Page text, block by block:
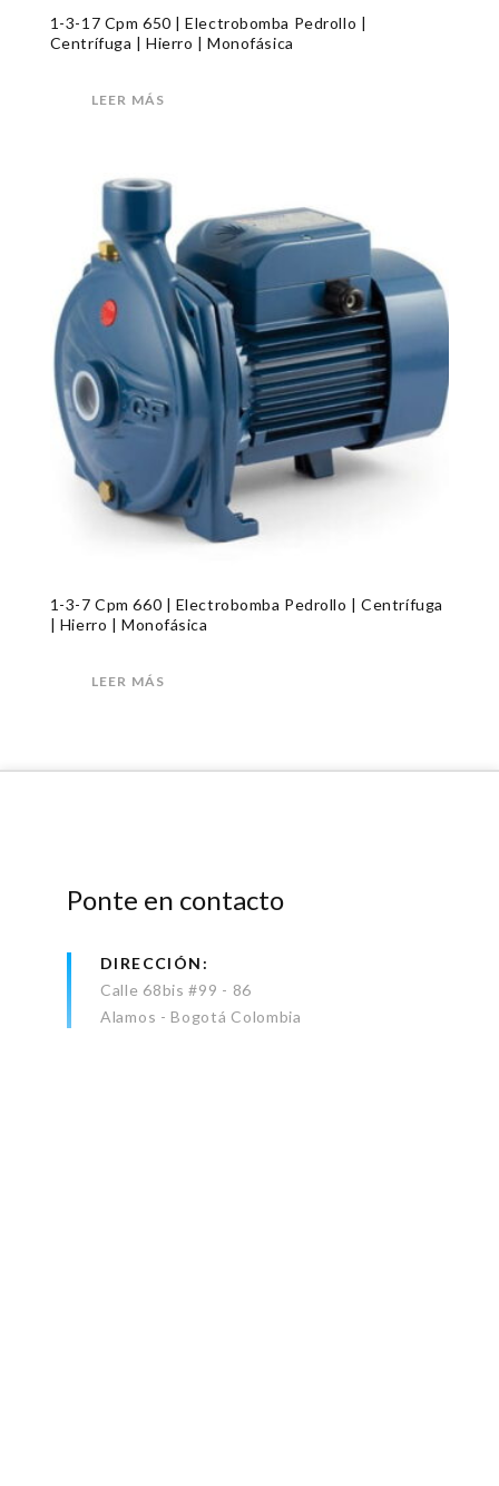
1-3-17 Cpm 650 | Electrobomba Pedrollo |
Centrífuga | Hierro | Monofásica
LEER MÁS
1-3-7 Cpm 660 | Electrobomba Pedrollo | Centrífuga
| Hierro | Monofásica
LEER MÁS
Ponte en contacto
DIRECCIÓN
Calle 68bis #99 - 86
Alamos - Bogotá Colombia